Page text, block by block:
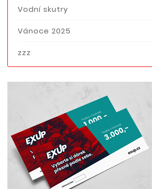
Vodní skutry
Vánoce 2025
zzz